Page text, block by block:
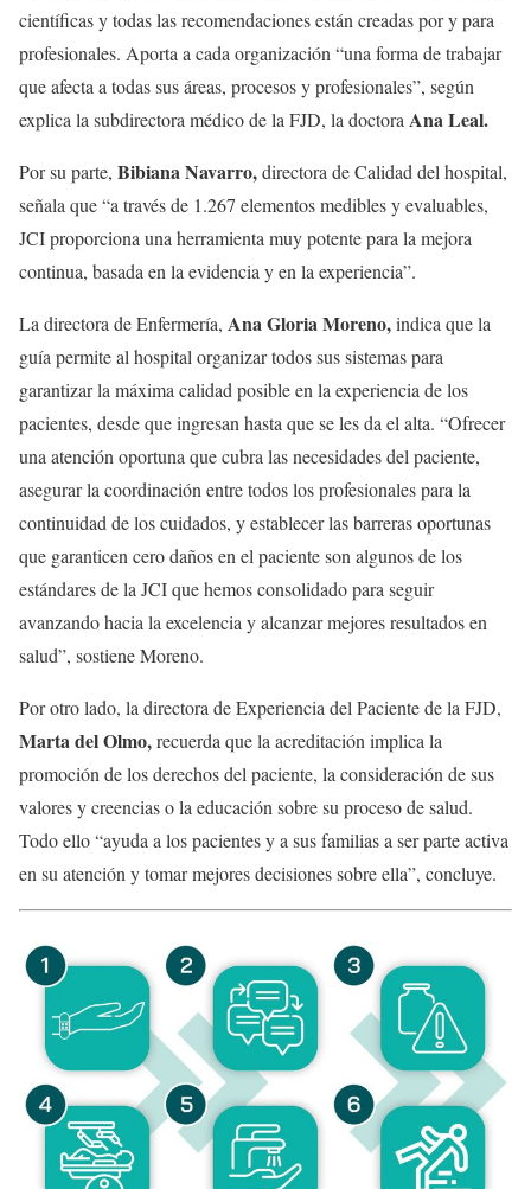
científicas y todas las recomendaciones están creadas por y para
profesionales. Aporta a cada organización “una forma de trabajar
que afecta a todas sus áreas, procesos y profesionales”, según
explica la subdirectora médico de la FJD, la doctora Ana Leal.
Por su parte, Bibiana Navarro,directora de Calidad del hospital,
señala que “a través de 1.267 elementos medibles y evaluables,
JCI proporciona una herramienta muy potente para la mejora
continua, basada en la evidencia y en la experiencia”.
La directora de Enfermería, Ana Gloria Moreno,indica que la
guía permite al hospital organizar todos sus sistemas para
garantizar la máxima calidad posible en la experiencia de los
pacientes, desde que ingresan hasta que se les da el alta. “Ofrecer
una atención oportuna que cubra las necesidades del paciente,
asegurar la coordinación entre todos los profesionales para la
continuidad de los cuidados, y establecer las barreras oportunas
que garanticen cero daños en el paciente son algunos de los
estándares de la JCI que hemos consolidado para seguir
avanzando hacia la excelencia y alcanzar mejores resultados en
salud”, sostiene Moreno.
Por otro lado, la directora de Experiencia del Paciente de la FJD,
Marta del Olmo,recuerda que la acreditación implica la
promoción de los derechos del paciente, la consideración de sus
valores y creencias o la educación sobre su proceso de salud.
Todo ello “ayuda a los pacientes y a sus familias a ser parte activa
en su atención y tomar mejores decisiones sobre ella”, concluye.